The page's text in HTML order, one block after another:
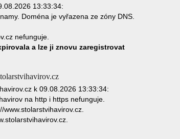
13:33:34:
Doména je vyřazena ze zóny DNS.
nefunguje.
a lze ji znovu zaregistrovat
k 09.08.2026 13:33:34:
na http i https nefunguje.